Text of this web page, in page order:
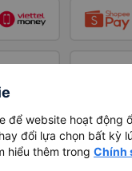
để website hoạt động
đổi lựa chọn bất kỳ
hiểu thêm trong Chính